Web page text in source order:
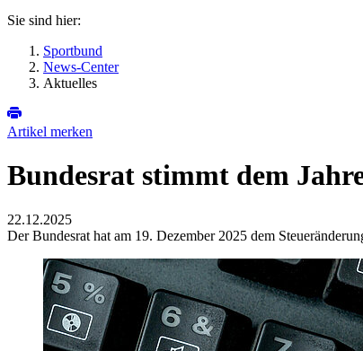
Sie sind hier:
Sportbund
News-Center
Aktuelles
Artikel merken
Bundesrat stimmt dem
22.12.2025
Der Bundesrat hat am 19. Dezember 2025 dem